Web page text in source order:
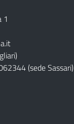
1
(sede Sassari)